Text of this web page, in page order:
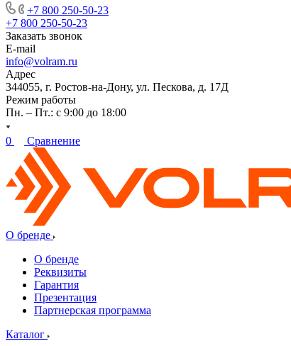
+7 800 250-50-23
+7 800 250-50-23
Заказать звонок
E-mail
info@volram.ru
Адрес
344055, г. Ростов-на-Дону, ул. Пескова, д. 17Д
Режим работы
Пн. – Пт.: с 9:00 до 18:00
0 Сравнение
О бренде
О бренде
Реквизиты
Гарантия
Презентация
Партнерская программа
Каталог